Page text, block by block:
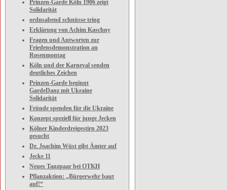
Prinzen-Garde Köln 1906 zeigt
Solidarität
ordnsabend schnüsse tring
Erklärung von Achim Kaschny
Fragen und Antworten zur
Friedensdemonstration an
Rosenmontag
Köln und der Karneval senden
deutliches Zeichen
Prinzen-Garde beginnt
GardeDanz mit Ukraine
Solidarität
Fründe spenden für die Ukraine
Konzept speziell für junge Jecken
Kölner Kinderdreigestirn 2023
gesucht
Dr. Joachim Wüst gibt Ämter auf
Jecke 11
Neues Tanzpaar bei OTKH
Pflanzaktion: „Bürgerwehr baut
auf!“